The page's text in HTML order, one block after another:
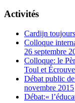
Activités
Cardijn
Colloque
26 septembre
Colloque: le
Toul et
Débat public
novembre 2015
Débat:«